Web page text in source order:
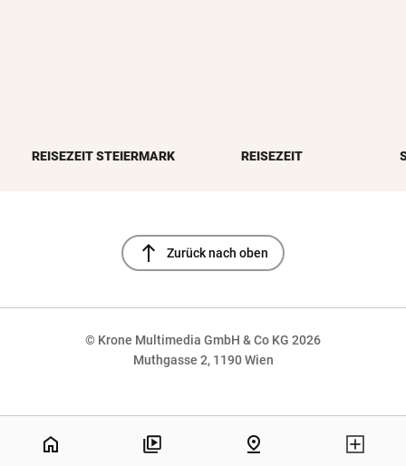
REISEZEIT STEIERMARK REISEZEIT
north Zurück nach oben
© Krone Multimedia GmbH & Co KG 2026
Muthgasse 2, 1190 Wien
home pin_drop
NaN%